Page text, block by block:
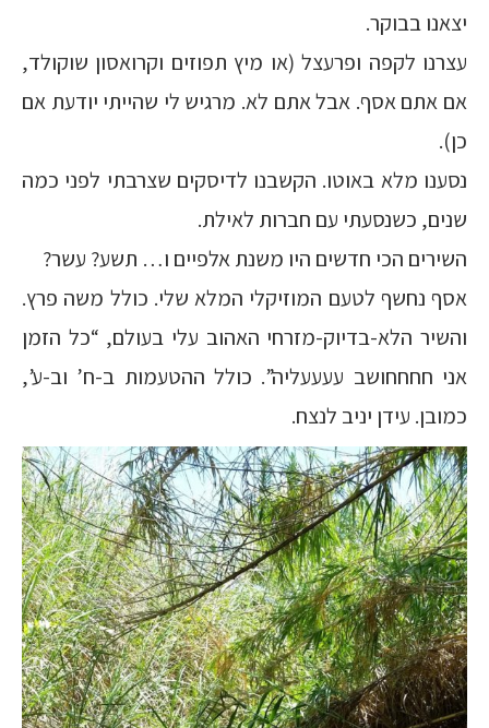
יצאנו בבוקר.
עצרנו לקפה ופרעצל (או מיץ תפוזים וקרואסון שוקולד,
אם אתם אסף. אבל אתם לא. מרגיש לי שהייתי יודעת אם
כן).
נסענו מלא באוטו. הקשבנו לדיסקים שצרבתי לפני כמה
שנים, כשנסעתי עם חברות לאילת.
השירים הכי חדשים היו משנת אלפיים ו… תשע? עשר?
אסף נחשף לטעם המוזיקלי המלא שלי. כולל משה פרץ.
והשיר הלא-בדיוק-מזרחי האהוב עלי בעולם, “כל הזמן
אני חחחחושב עעעעליה”. כולל ההטעמות ב-ח’ וב-ע’,
כמובן. עידן יניב לנצח.